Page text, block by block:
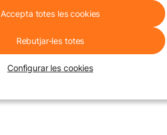
Accepta totes les cookies
Rebutjar-les totes
Configurar les cookies